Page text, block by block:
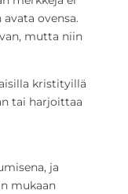
ovensa.
mutta niin
kristityillä
tai harjoittaa
ja
mukaan